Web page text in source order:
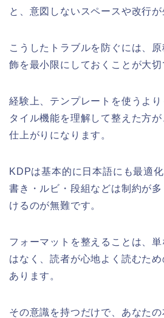
と、意図しないスペースや改行が
こうしたトラブルを防ぐには、
飾を最小限にしておくことが大切
経験上、テンプレートを使うよ
タイル機能を理解して整えた方
仕上がりになります。
KDPは基本的に日本語にも最適
書き・ルビ・段組などは制約が
けるのが無難です。
フォーマットを整えることは、
はなく、読者が心地よく読むた
あります。
その意識を持つだけで、あなた